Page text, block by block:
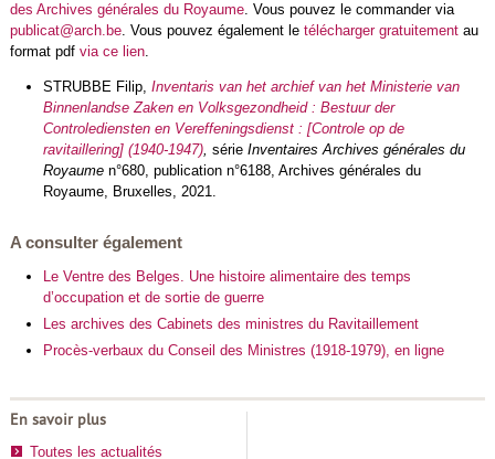
des Archives générales du Royaume. Vous pouvez le commander via
publicat@arch.be. Vous pouvez également le télécharger gratuitementau
format pdf via ce lien.
STRUBBE Filip, Inventaris van het archief van het Ministerie van
Binnenlandse Zaken en Volksgezondheid : Bestuur der
Controlediensten en Vereffeningsdienst : [Controle op de
ravitaillering] (1940-1947), série Inventaires Archives générales du
Royaumen°680, publication n°6188, Archives générales du
Royaume, Bruxelles, 2021.
A consulter également
Le Ventre des Belges. Une histoire alimentaire des temps
d’occupation et de sortie de guerre
Les archives des Cabinets des ministres du Ravitaillement
Procès-verbaux du Conseil des Ministres (1918-1979), en ligne
En savoir plus
Toutes les actualités